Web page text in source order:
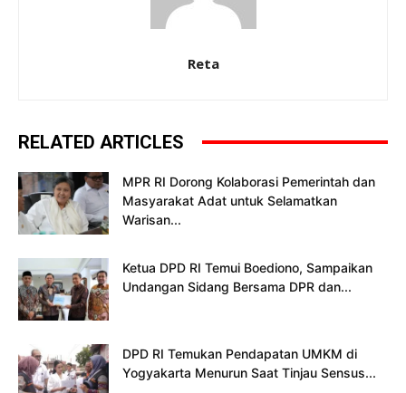
Reta
RELATED ARTICLES
MPR RI Dorong Kolaborasi Pemerintah dan
Masyarakat Adat untuk Selamatkan
Warisan...
Ketua DPD RI Temui Boediono, Sampaikan
Undangan Sidang Bersama DPR dan...
DPD RI Temukan Pendapatan UMKM di
Yogyakarta Menurun Saat Tinjau Sensus...